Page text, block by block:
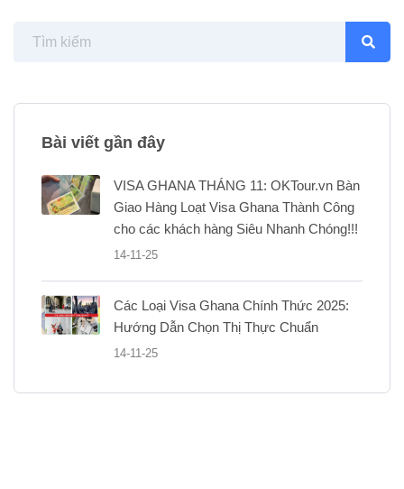
Bài viết gần đây
VISA GHANA THÁNG 11: OKTour.vn Bàn
Giao Hàng Loạt Visa Ghana Thành Công
cho các khách hàng Siêu Nhanh Chóng!!!
14-11-25
Các Loại Visa Ghana Chính Thức 2025:
Hướng Dẫn Chọn Thị Thực Chuẩn
14-11-25